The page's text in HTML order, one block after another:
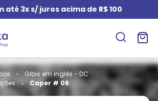
até 3x s/ juros acima de R$ 100
Gibis em inglês - DC
Caper # 06